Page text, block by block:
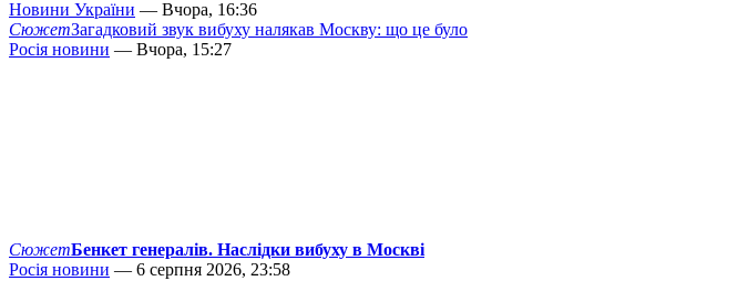
Новини України — Вчора, 16:36
СюжетЗагадковий звук вибуху налякав Москву: що це було
Росія новини — Вчора, 15:27
СюжетБенкет генералів. Наслідки вибуху в Москві
Росія новини — 6 серпня 2026, 23:58